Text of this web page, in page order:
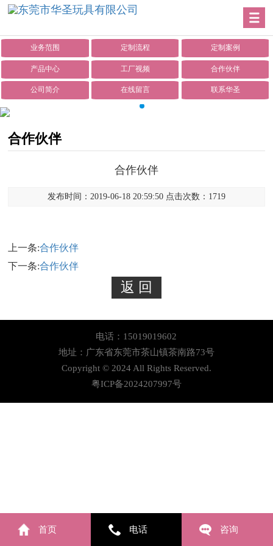
业务范围 定制流程 定制案例
产品中心 工厂视频 合作伙伴
公司简介 在线留言 联系华圣
合作伙伴
合作伙伴
发布时间：2019-06-18 20:59:50 点击次数：1719
上一条:合作伙伴
下一条:合作伙伴
电话：15019019602
地址：广东省东莞市茶山镇茶南路73号
Copyright © 2024 All Rights Reserved.
粤ICP备2024207997号
首页 电话 咨询